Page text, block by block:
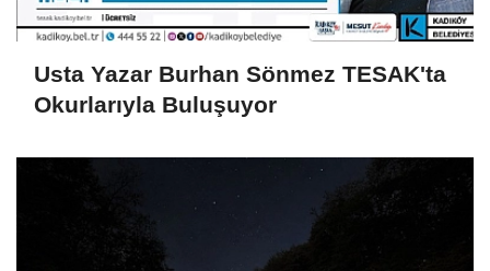
Usta Yazar Burhan Sönmez TESAK'ta
Okurlarıyla Buluşuyor